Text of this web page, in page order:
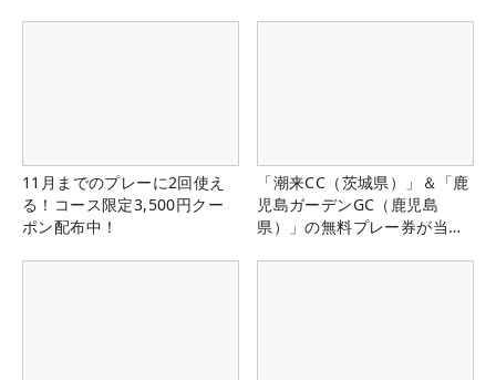
11月までのプレーに2回使え
る！コース限定3,500円クー
ポン配布中！
「潮来CC（茨城県）」＆「鹿
児島ガーデンGC（鹿児島
県）」の無料プレー券が当た